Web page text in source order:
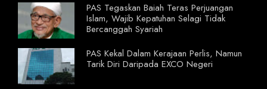
PAS Tegaskan Baiah Teras Perjuangan
Islam, Wajib Kepatuhan Selagi Tidak
Bercanggah Syariah
PAS Kekal Dalam Kerajaan Perlis, Namun
Tarik Diri Daripada EXCO Negeri